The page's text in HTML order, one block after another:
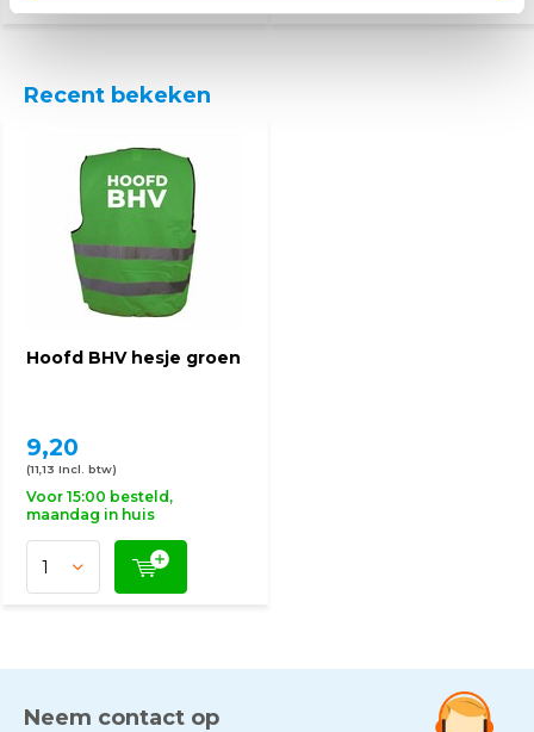
Recent bekeken
Hoofd BHV hesje groen
9,20
(11,13 Incl. btw)
Voor 15:00 besteld,
maandag in huis
Neem contact op